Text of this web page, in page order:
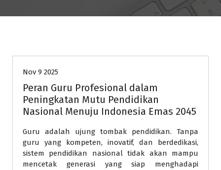
Nov 9 2025
Peran Guru Profesional dalam
Peningkatan Mutu Pendidikan
Nasional Menuju Indonesia Emas 2045
Guru adalah ujung tombak pendidikan. Tanpa
guru yang kompeten, inovatif, dan berdedikasi,
sistem pendidikan nasional tidak akan mampu
mencetak generasi yang siap menghadapi